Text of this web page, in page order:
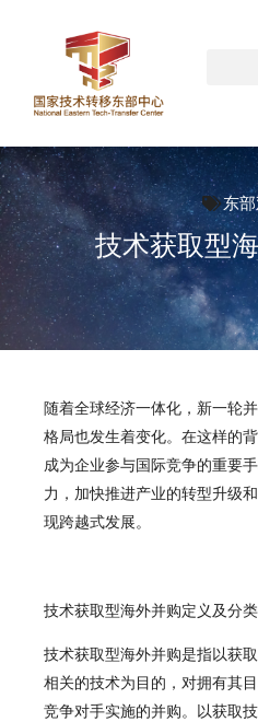
东
技术获取型
随着全球经济一体化，新一轮
格局也发生着变化。在这样的
成为企业参与国际竞争的重要
力，加快推进产业的转型升级
现跨越式发展。
技术获取型海外并购定义及分类
技术获取型海外并购是指以获
相关的技术为目的，对拥有其
竞争对手实施的并购。以获取